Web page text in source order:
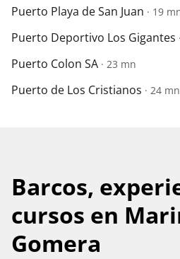
Puerto Playa de San Juan · 19
Puerto Deportivo Los Gigantes
Puerto Colon SA · 23 mn
Puerto de Los Cristianos · 24 mn
Barcos,
cursos en
Gomera